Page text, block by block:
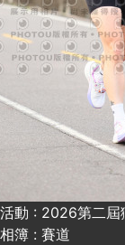
活動 : 2026第二屆
相簿 : 賽道